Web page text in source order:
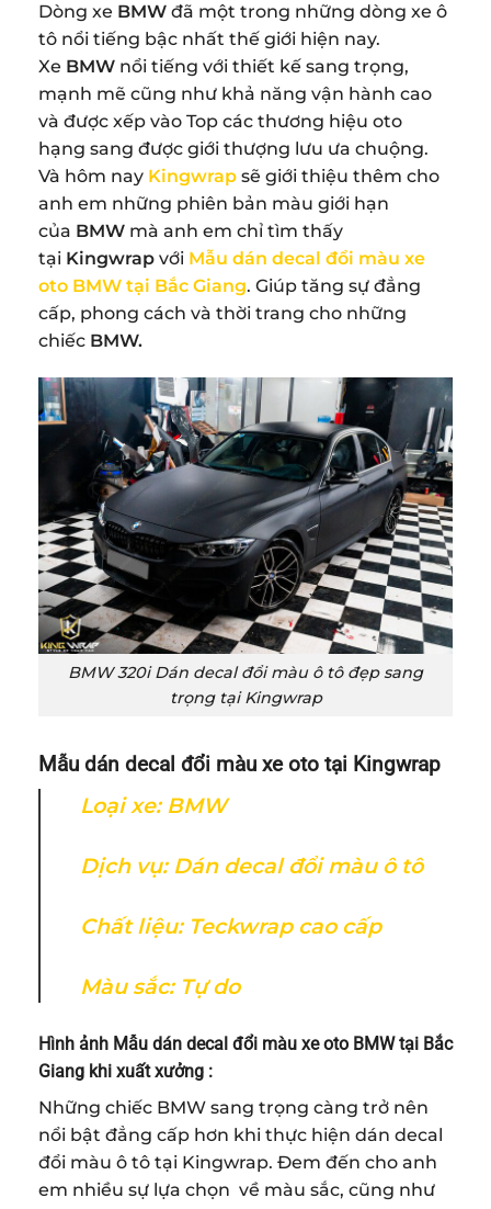
Dòng xe BMW đã một trong những dòng xe ô
tô nổi tiếng bậc nhất thế giới hiện nay.
Xe BMW nổi tiếng với thiết kế sang trọng,
mạnh mẽ cũng như khả năng vận hành cao
và được xếp vào Top các thương hiệu oto
hạng sang được giới thượng lưu ưa chuộng.
Và hôm nay Kingwrap sẽ giới thiệu thêm cho
anh em những phiên bản màu giới hạn
của BMW mà anh em chỉ tìm thấy
tại Kingwrap với Mẫu dán decal đổi màu xe
oto BMW tại Bắc Giang. Giúp tăng sự đẳng
cấp, phong cách và thời trang cho những
chiếc BMW.
BMW 320i Dán decal đổi màu ô tô đẹp sang
trọng tại Kingwrap
Mẫu dán decal đổi màu xe oto tại Kingwrap
Loại xe: BMW
Dịch vụ: Dán decal đổi màu ô tô
Chất liệu: Teckwrap cao cấp
Màu sắc: Tự do
Hình ảnh Mẫu dán decal đổi màu xe oto BMW tại Bắc
Giang khi xuất xưởng :
Những chiếc BMW sang trọng càng trở nên
nổi bật đẳng cấp hơn khi thực hiện dán decal
đổi màu ô tô tại Kingwrap. Đem đến cho anh
em nhiều sự lựa chọn về màu sắc, cũng như